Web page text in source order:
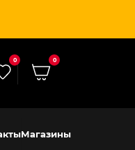
0 0
Магазины